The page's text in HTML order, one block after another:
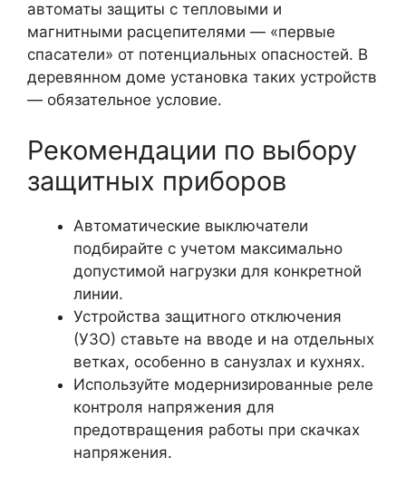
автоматы защиты с тепловыми и
магнитными расцепителями — «первые
спасатели» от потенциальных опасностей. В
деревянном доме установка таких устройств
— обязательное условие.
Рекомендации по выбору
защитных приборов
Автоматические выключатели
подбирайте с учетом максимально
допустимой нагрузки для конкретной
линии.
Устройства защитного отключения
(УЗО) ставьте на вводе и на отдельных
ветках, особенно в санузлах и кухнях.
Используйте модернизированные реле
контроля напряжения для
предотвращения работы при скачках
напряжения.